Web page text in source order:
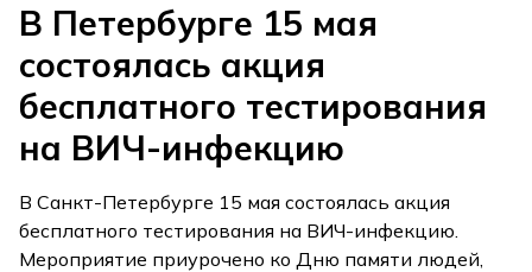
В Петербурге 15 мая
состоялась акция
бесплатного тестирования
на ВИЧ-инфекцию
В Санкт-Петербурге 15 мая состоялась акция
бесплатного тестирования на ВИЧ-инфекцию.
Мероприятие приурочено ко Дню памяти людей,